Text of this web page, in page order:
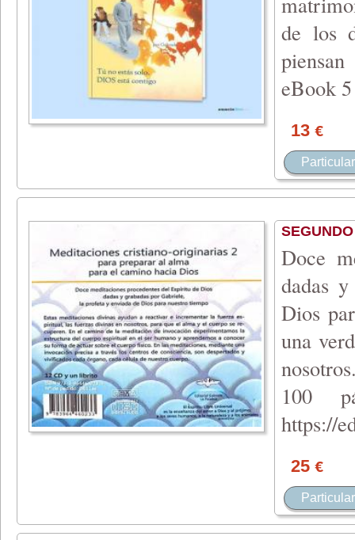
de los
eBook
13 €
Particular
Doce
dadas
Dios
una
100
https://e
25 €
Particular